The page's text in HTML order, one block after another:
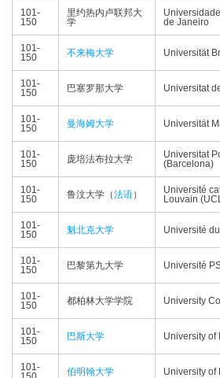
101-
150
里约热内卢联邦大
学
de Janeiro
101-
150
不来梅大学 Universität
101-
150
巴塞罗那大学 Universitat
101-
150
曼海姆大学 Universität
101-
150
庞培法布拉大学
Universitat
(Barcelona)
101-
150
鲁汶大学（法语）
Université
Louvain
101-
150
魁北克大学 Université
101-
150
巴黎第九大学 Université
101-
150
都柏林大学学院 University
101-
150
巴斯大学 University of
101-
伯明翰大学 University of